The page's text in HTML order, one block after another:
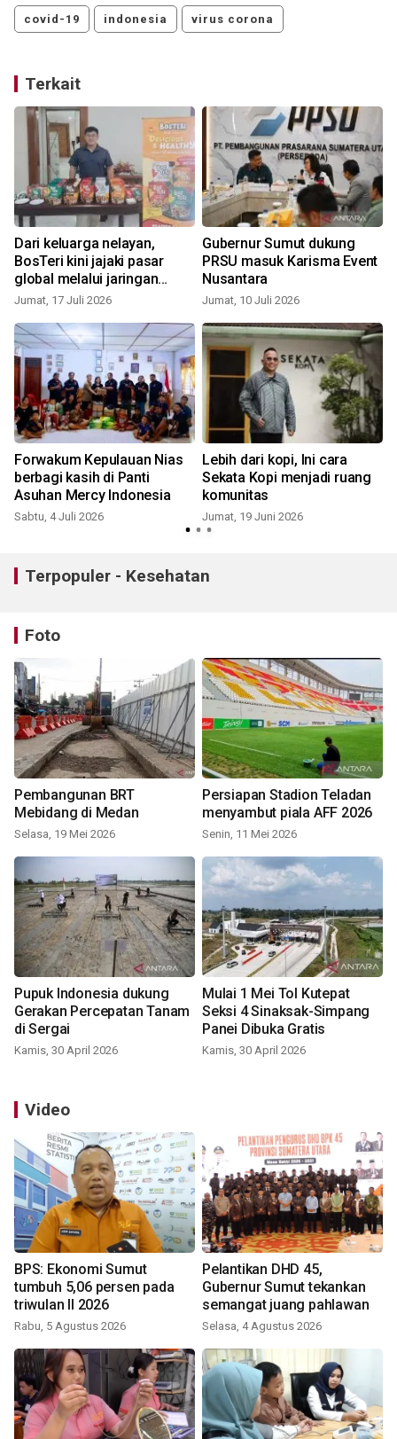
covid-19 indonesia virus corona
Terkait
Dari keluarga nelayan,
BosTeri kini jajaki pasar
global melalui jaringan
KKSU
Jumat, 17 Juli 2026
Gubernur Sumut dukung
PRSU masuk Karisma Event
Nusantara
Jumat, 10 Juli 2026
Forwakum Kepulauan Nias
berbagi kasih di Panti
Asuhan Mercy Indonesia
Sabtu, 4 Juli 2026
Lebih dari kopi, Ini cara
Sekata Kopi menjadi ruang
komunitas
Jumat, 19 Juni 2026
Terpopuler - Kesehatan
Foto
Pembangunan BRT
Mebidang di Medan
Selasa, 19 Mei 2026
Persiapan Stadion Teladan
menyambut piala AFF 2026
Senin, 11 Mei 2026
Pupuk Indonesia dukung
Gerakan Percepatan Tanam
di Sergai
Kamis, 30 April 2026
Mulai 1 Mei Tol Kutepat
Seksi 4 Sinaksak-Simpang
Panei Dibuka Gratis
Kamis, 30 April 2026
Video
BPS: Ekonomi Sumut
tumbuh 5,06 persen pada
triwulan II 2026
Rabu, 5 Agustus 2026
Pelantikan DHD 45,
Gubernur Sumut tekankan
semangat juang pahlawan
Selasa, 4 Agustus 2026